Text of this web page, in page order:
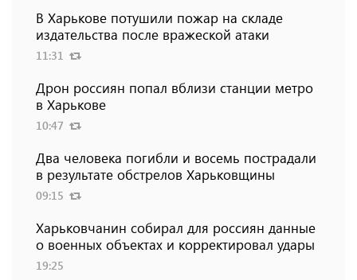
В Харькове потушили пожар на складе
издательства после вражеской атаки
11:31
Дрон россиян попал вблизи станции метро
в Харькове
10:47
Два человека погибли и восемь пострадали
в результате обстрелов Харьковщины
09:15
Харьковчанин собирал для россиян данные
о военных объектах и ​​корректировал удары
19:25